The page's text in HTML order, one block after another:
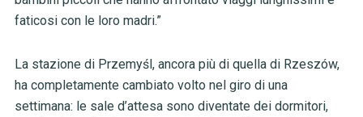
faticosi con le loro madri.”
La stazione di Przemyśl, ancora più di quella di Rzeszów,
ha completamente cambiato volto nel giro di una
settimana: le sale d’attesa sono diventate dei dormitori,